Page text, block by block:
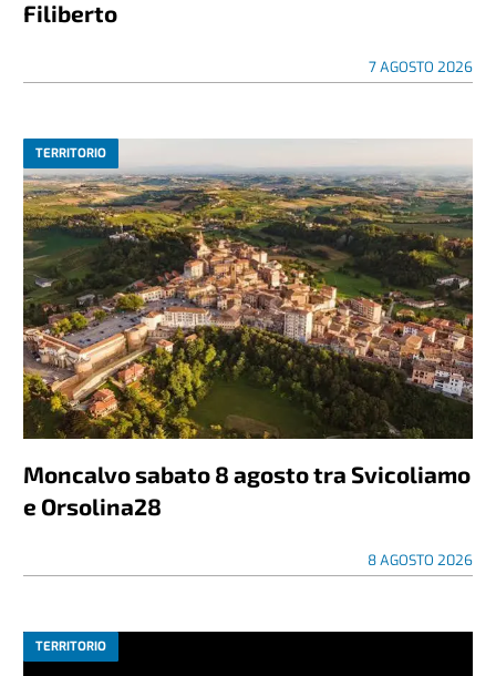
Filiberto
7 AGOSTO 2026
TERRITORIO
Moncalvo sabato 8 agosto tra Svicoliamo
e Orsolina28
8 AGOSTO 2026
TERRITORIO